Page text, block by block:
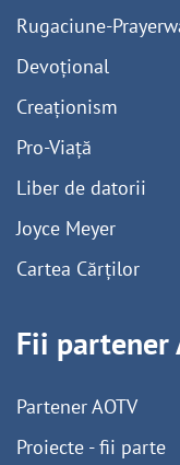
Rugaciune-
Devoțional
Creaționism
Pro-Viață
Liber de datorii
Joyce Meyer
Cartea Cărților
Fii partener
Partener AOTV
Proiecte - fii parte